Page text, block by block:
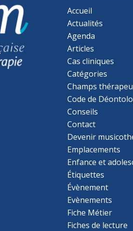
Accueil
Actualités
Agenda
Articles
Cas cliniques
Catégories
Champs
Code de
Conseils
Contact
Devenir
Emplacements
Enfance et
Étiquettes
Évènement
Evènements
Fiche Métier
Fiches de lecture